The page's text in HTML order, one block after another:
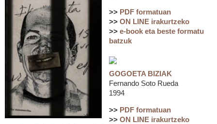
>> PDF formatuan
>> ON LINE irakurtzeko
>> e-book eta beste formatu
batzuk
GOGOETA BIZIAK
Fernando Soto Rueda
1994
>> PDF formatuan
>> ON LINE irakurtzeko